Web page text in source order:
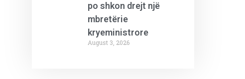
po shkon drejt një
mbretërie
kryeministrore
August 3, 2026